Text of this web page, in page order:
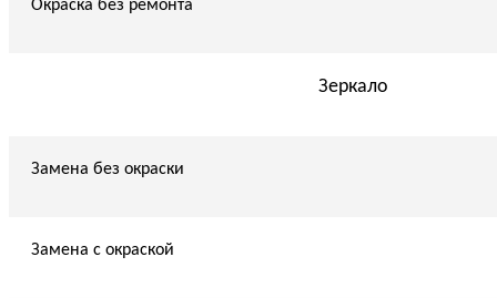
Окраска без ремонта
Зеркало
Замена без окраски
Замена с окраской